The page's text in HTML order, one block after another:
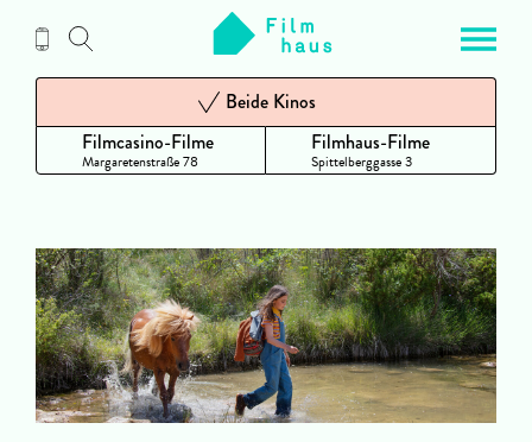
Inhalt
Filmcasino-Filme
Margaretenstraße 78
Beide Kinos
Filmhaus-Filme
Spittelberggasse 3